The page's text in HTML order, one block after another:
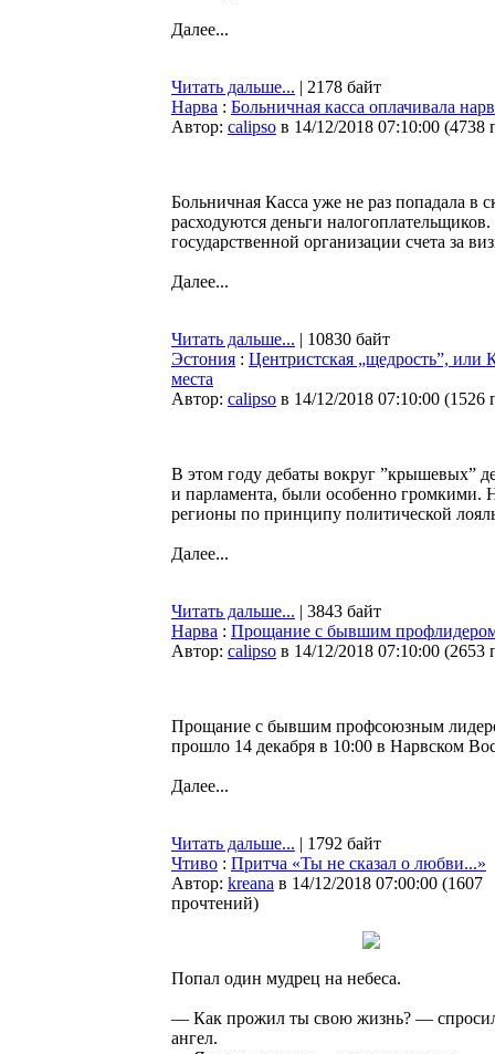
Далее...
Читать дальше... | 2178 байт
Нарва : Больничная касса оплачивала
Автор: calipso в 14/12/2018 07:10:00 (4738
Больничная Касса уже не раз попадала в
расходуются деньги
государственной организации счета за
Далее...
Читать дальше... | 10830 байт
Эстония : Центристская „щедрость”, или
места
Автор: calipso в 14/12/2018 07:10:00 (1526
В этом году дебаты вокруг ”крышевых”
и парламента, были особенно громкими.
регионы по принципу политической
Далее...
Читать дальше... | 3843 байт
Нарва : Прощание с бывшим профлидером
Автор: calipso в 14/12/2018 07:10:00 (2653
Прощание с бывшим профсоюзным
прошло 14 декабря в 10:00 в Нарвском
Далее...
Читать дальше... | 1792 байт
Чтиво : Притча «Ты не сказал о любви...»
Автор: kreana в 14/12/2018 07:00:00 (1607
прочтений)
Попал один мудрец на небеса.
— Как прожил ты свою жизнь? —
ангел.